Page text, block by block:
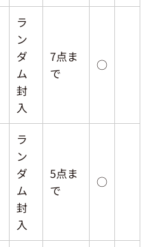
ラ
ン
ダ
ム
封
入
7点ま
で
○
ラ
ン
ダ
ム
封
入
5点ま
で
○